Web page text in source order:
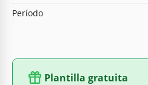
Período
Plantilla gratuita